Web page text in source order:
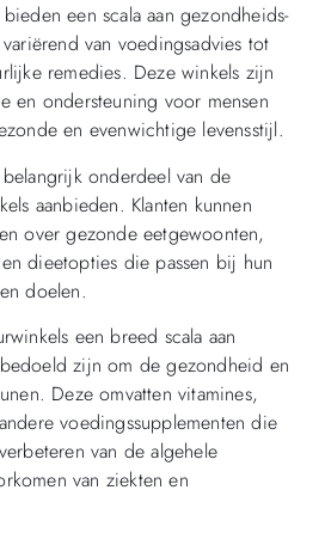
een scala aan gezondheids-
van voedingsadvies tot
remedies. Deze winkels zijn
en ondersteuning voor mensen
en evenwichtige levensstijl.
onderdeel van de
aanbieden. Klanten kunnen
over gezonde eetgewoonten,
dieetopties die passen bij hun
doelen.
een breed scala aan
zijn om de gezondheid en
Deze omvatten vitamines,
voedingssupplementen die
van de algehele
van ziekten en